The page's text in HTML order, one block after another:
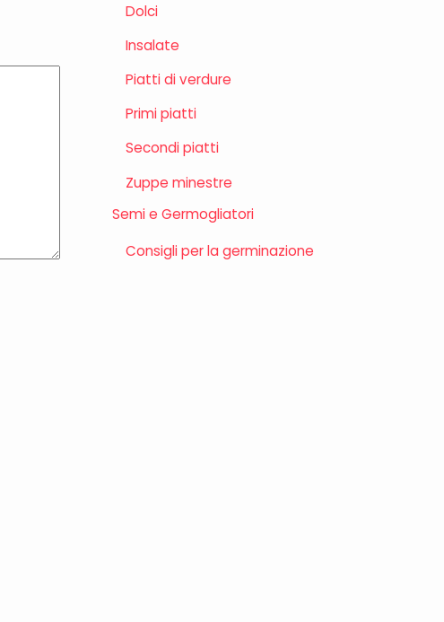
Dolci
Insalate
Piatti di verdure
Primi piatti
Secondi piatti
Zuppe minestre
Semi e Germogliatori
Consigli per la germinazione